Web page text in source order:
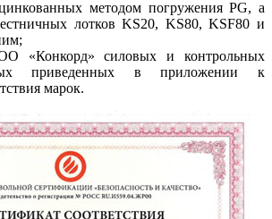
методом погружения PG, а
лотков KS20, KS80, KSF80 и
«Конкорд» силовых и контрольных
приведенных в приложении к
марок.